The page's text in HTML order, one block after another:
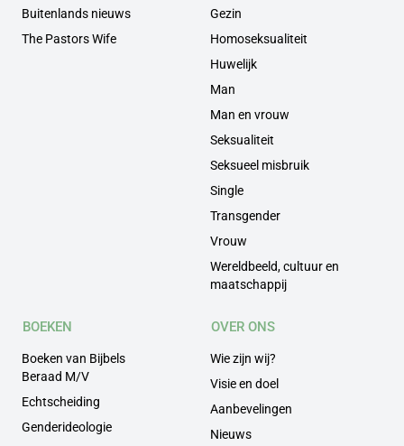
Buitenlands nieuws
The Pastors Wife
Gezin
Homoseksualiteit
Huwelijk
Man
Man en vrouw
Seksualiteit
Seksueel misbruik
Single
Transgender
Vrouw
Wereldbeeld, cultuur en
maatschappij
BOEKEN
Boeken van Bijbels
Beraad M/V
Echtscheiding
Genderideologie
OVER ONS
Wie zijn wij?
Visie en doel
Aanbevelingen
Nieuws